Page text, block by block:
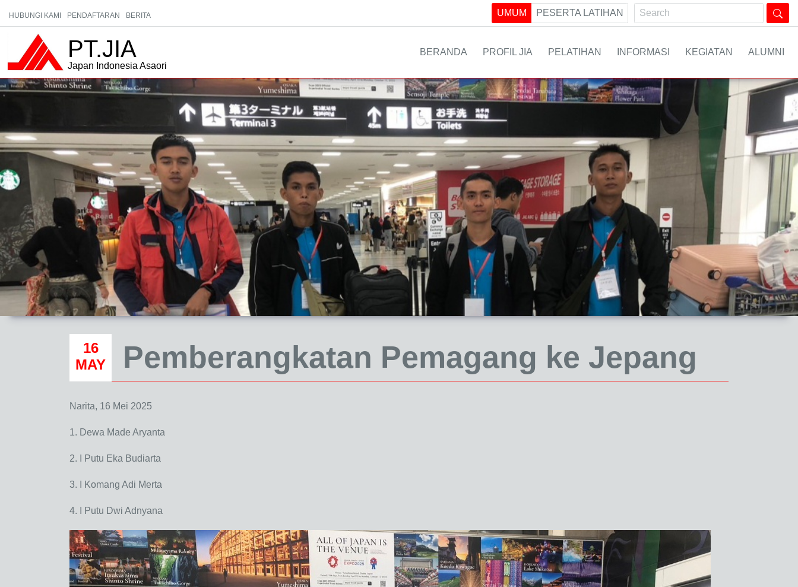
HUBUNGI KAMI PENDAFTARAN BERITA UMUM PESERTA LATIHAN
PT.JIA
Japan Indonesia Asaori
BERANDA PROFIL JIA PELATIHAN INFORMASI KEGIATAN ALUMNI
16
MAY
Pemberangkatan Pemagang ke Jepang
Narita, 16 Mei 2025
1. Dewa Made Aryanta
2. I Putu Eka Budiarta
3. I Komang Adi Merta
4. I Putu Dwi Adnyana